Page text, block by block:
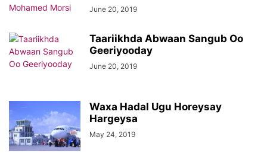
June 20, 2019
Taariikhda Abwaan Sangub Oo
Geeriyooday
June 20, 2019
Waxa Hadal Ugu Horeysay
Hargeysa
May 24, 2019